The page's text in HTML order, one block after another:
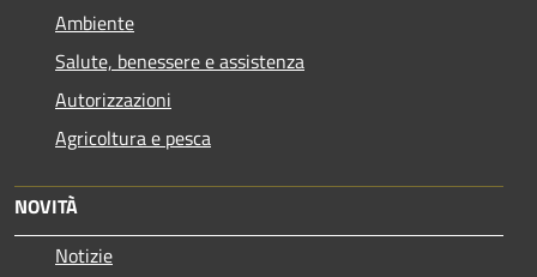
Ambiente
Salute, benessere e assistenza
Autorizzazioni
Agricoltura e pesca
NOVITÀ
Notizie